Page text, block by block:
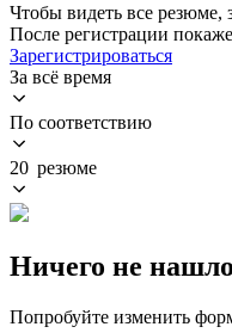
Чтобы видеть все резюме,
После регистрации
Зарегистрироваться
За всё время
По соответствию
20 резюме
Ничего не
Попробуйте изменить